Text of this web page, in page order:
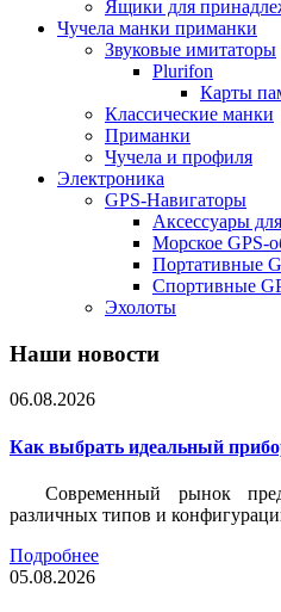
Ящики для
Чучела манки приманки
Звуковые имитаторы
Plurifon
Карты
Классические манки
Приманки
Чучела и профиля
Электроника
GPS-Навигаторы
Аксессуары
Морское GPS-
Портативные
Спортивные
Эхолоты
Наши новости
06.08.2026
Как выбрать идеальный
Современный рынок
различных типов и
Подробнее
05.08.2026